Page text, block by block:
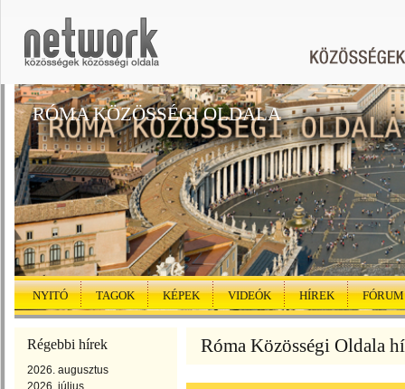
RÓMA KÖZÖSSÉGI OLDALA
NYITÓ TAGOK KÉPEK VIDEÓK HÍREK FÓRUM
Régebbi hírek
2026. augusztus
2026. július
Róma Közösségi Oldala